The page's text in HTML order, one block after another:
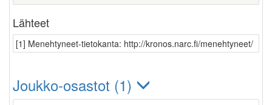
Lähteet
[1] Menehtyneet-tietokanta: http://kronos.narc.fi/menehtyneet/
Joukko-osastot (1)